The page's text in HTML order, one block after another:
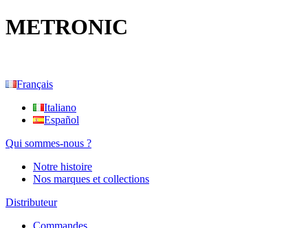
METRONIC
Français
Italiano
Español
Qui sommes-nous ?
Notre histoire
Nos marques et collections
Distributeur
Commandes